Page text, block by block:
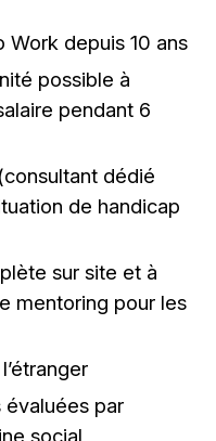
Work depuis 10 ans
possible à
pendant 6
dédié
de handicap
sur site et à
mentoring pour les
évaluées par
social,